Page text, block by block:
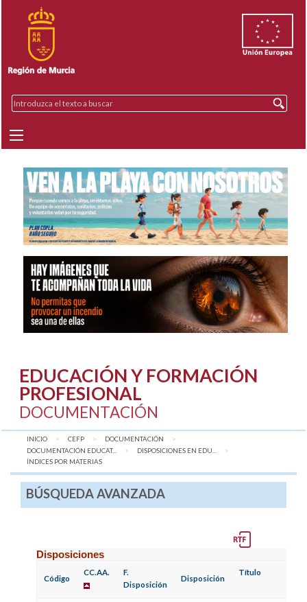
EDUCACIÓN Y FORMACIÓN
PROFESIONAL
DOCUMENTACIÓN
INICIO CEFP
DOCUMENTACIÓN
DOCUMENTACIÓN EDUCAT...
DISPOSICIONES EN EDU...
AQUÍ:
ÍNDICES POR MATERIAS
BÚSQUEDA AVANZADA
Disposiciones
Código
CC.AA.
F.
Disposición
Disposición
Título